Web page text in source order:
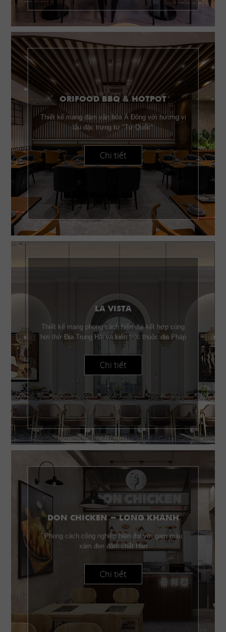
ORIFOOD BBQ & HOTPOT
Thiết kế mang đậm văn hóa Á Đông với hương vị
lẩu đặc trưng từ "Tứ Quốc"
Chi tiết
LA VISTA
Thiết kế mang phong cách hiện đại kết hợp cùng
hơi thở Địa Trung Hải và kiến trúc thuộc địa Pháp
Chi tiết
DON CHICKEN - LONG KHÁNH
Phong cách công nghiệp hiện đại với gam màu
xám đen đậm chất Hàn
Chi tiết